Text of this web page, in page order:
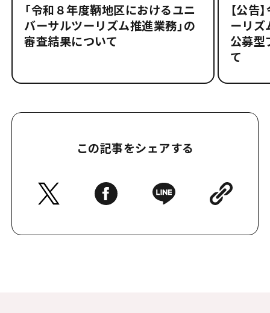
「令和８年度鞆地区におけるユニ
バーサルツーリズム推進業務」の
審査結果について
【公告
ーリ
公募型
て
この記事をシェアする